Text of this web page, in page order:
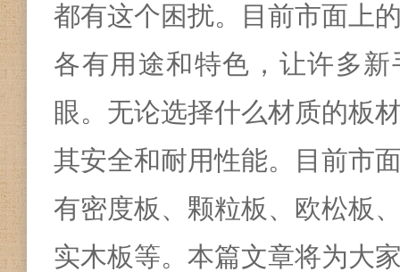
都有这个困扰。目前市面上
各有用途和特色，让许多
眼。无论选择什么材质的板
其安全和耐用性能。目前市
有密度板、颗粒板、欧松板
实木板等。本篇文章将为大